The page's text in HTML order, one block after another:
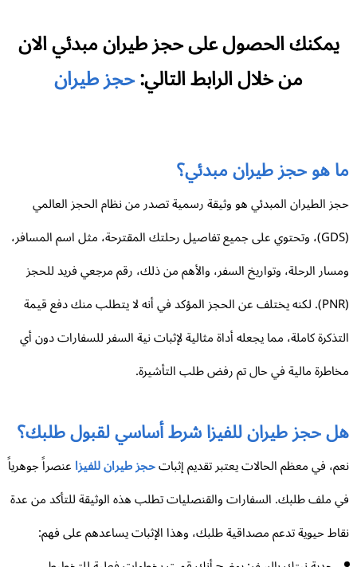
يمكنك الحصول على حجز طيران مبدئي الان
من خلال الرابط التالي:حجز طيران
هو حجز طيران مبدئي؟
الطيران المبدئي هو وثيقة رسمية تصدر من نظام الحجز العالمي
(GDS)، وتحتوي على جميع تفاصيل رحلتك المقترحة، مثل اسم المسافر،
الرحلة، وتواريخ السفر، والأهم من ذلك، رقم مرجعي فريد للحجز
(PNR). لكنه يختلف عن الحجز المؤكد في أنه لا يتطلب منك دفع قيمة
كاملة، مما يجعله أداة مثالية لإثبات نية السفر للسفارات دون أي
مالية في حال تم رفض طلب التأشيرة.
حجز طيران للفيزا شرط أساسي لقبول طلبك؟
في معظم الحالات يعتبر تقديم إثباتحجز طيران للفيزاعنصراً جوهرياً
ملف طلبك. السفارات والقنصليات تطلب هذه الوثيقة للتأكد من عدة
حيوية تدعم مصداقية طلبك، وهذا الإثبات يساعدهم على فهم: